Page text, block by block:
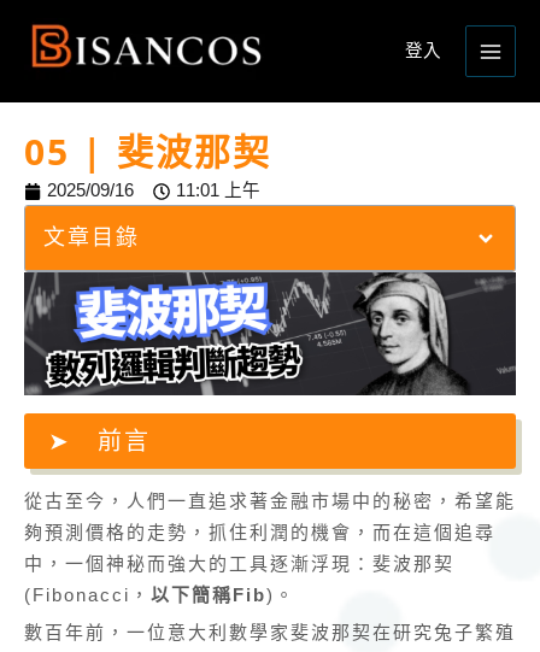
登入
Main
Menu
05 | 斐波那契
2025/09/16 11:01 上午
文章目錄
前言
從古至今，人們一直追求著金融市場中的秘密，希望能
夠預測價格的走勢，抓住利潤的機會，而在這個追尋
中，一個神秘而強大的工具逐漸浮現：斐波那契
(Fibonacci， 以下簡稱Fib)。
數百年前，一位意大利數學家斐波那契在研究兔子繁殖